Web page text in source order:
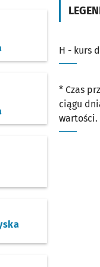
H - kurs
* Czas
ciągu
wartości.